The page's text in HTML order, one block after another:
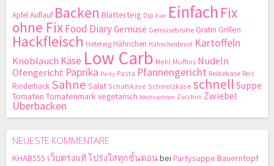
ApfelAuflauf Backen Blätterteig Dip Eier Einfach Fix
ohne FixFood DiaryGemüse Gemüsebrühe Gratin Grillen
Hackfleisch Hefeteig Hähnchen Hähnchenbrust Kartoffeln
Knoblauch Käse Low Carb Mehl Muffins Nudeln
Ofengericht Paprika Party Pasta Pfannengericht Reibekäse Reis
Rinderhack Sahne Salat Schafskäse Schmelzkäse schnell Suppe
Tomaten Tomatenmarkvegetarisch Weihnachten Zucchini Zwiebel
Überbacken
NEUESTE KOMMENTARE
KHAB555 เว็บตรงแท้ โปร่งใสทุกขั้นตอนbei Partysuppe Bauerntopf